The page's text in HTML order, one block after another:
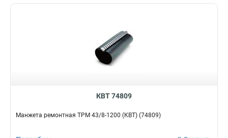
КВТ 74809
Манжета ремонтная ТРМ 43/8-1200 (КВТ) (74809)